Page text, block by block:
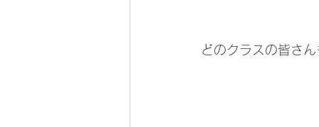
どのクラスの皆さ